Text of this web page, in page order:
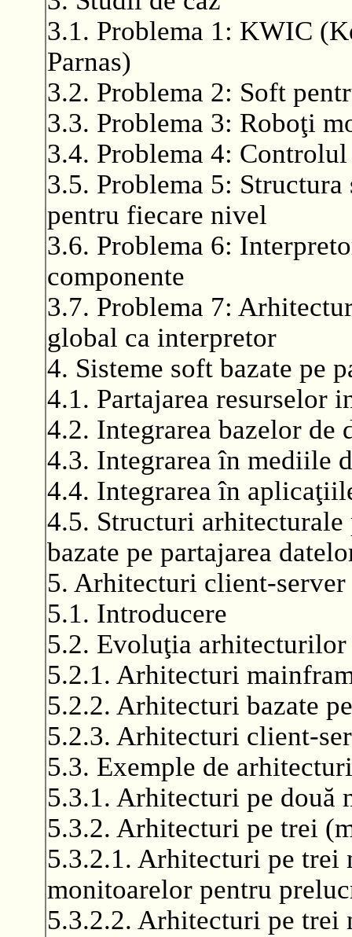
3.1. Problema 1: KWIC
Parnas)
3.2. Problema 2: Soft
3.3. Problema 3: Roboţi
3.4. Problema 4:
3.5. Problema 5:
pentru fiecare nivel
3.6. Problema 6:
componente
3.7. Problema 7:
global ca interpretor
4. Sisteme soft bazate pe
4.1. Partajarea resurselor
4.2. Integrarea bazelor de
4.3. Integrarea în mediile
4.4. Integrarea în
4.5. Structuri
bazate pe partajarea
5. Arhitecturi client-server
5.1. Introducere
5.2. Evoluţia arhitecturilor
5.2.1. Arhitecturi
5.2.2. Arhitecturi bazate
5.2.3. Arhitecturi client-
5.3. Exemple de
5.3.1. Arhitecturi pe două
5.3.2. Arhitecturi pe trei
5.3.2.1. Arhitecturi pe
monitoarelor pentru
5.3.2.2. Arhitecturi pe trei